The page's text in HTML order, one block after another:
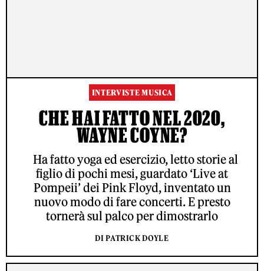
INTERVISTE MUSICA
CHE HAI FATTO NEL 2020,
WAYNE COYNE?
Ha fatto yoga ed esercizio, letto storie al
figlio di pochi mesi, guardato ‘Live at
Pompeii’ dei Pink Floyd, inventato un
nuovo modo di fare concerti. E presto
tornerà sul palco per dimostrarlo
DI PATRICK DOYLE